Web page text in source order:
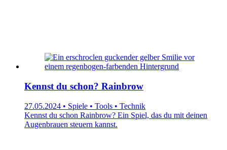
Kennst du schon? Rainbrow
27.05.2024 • Spiele • Tools • Technik
Kennst du schon Rainbrow? Ein Spiel, das du mit deinen
Augenbrauen steuern kannst.